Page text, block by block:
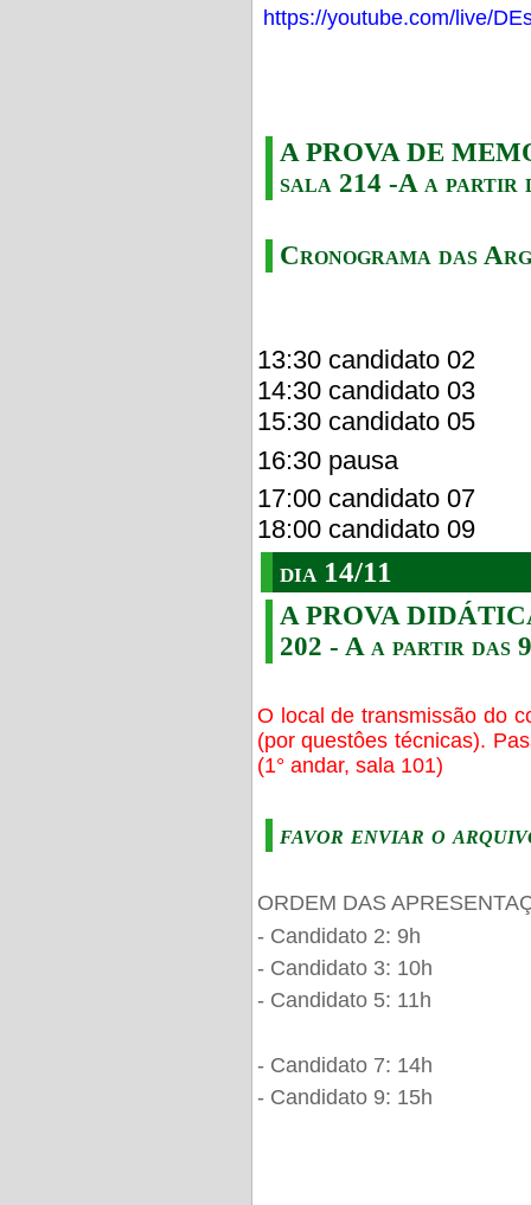
https://youtube.com/live/
A PROVA DE
sala 214 -A a partir
Cronograma das
13:30 candidato 02
14:30 candidato 03
15:30 candidato 05
16:30 pausa
17:00 candidato 07
18:00 candidato 09
dia 14/11
A PROVA
202 - A a partir das
O local de transmissão do
(por questôes técnicas).
(1° andar, sala 101)
favor enviar o
ORDEM DAS
- Candidato 2: 9h
- Candidato 3: 10h
- Candidato 5: 11h
- Candidato 7: 14h
- Candidato 9: 15h